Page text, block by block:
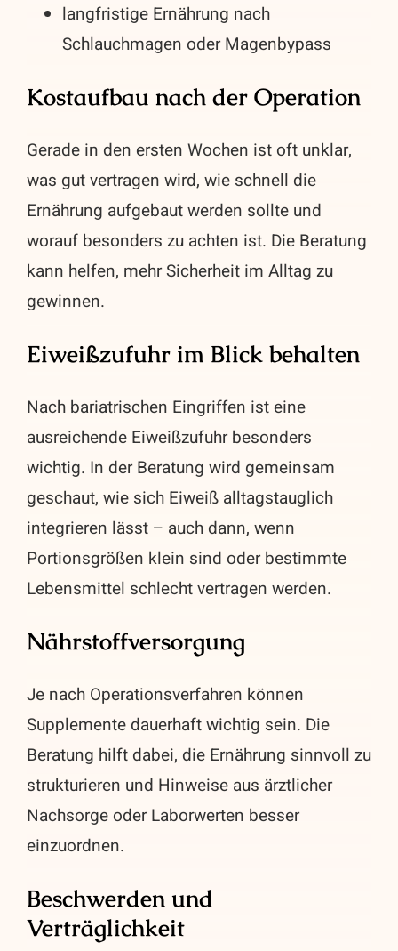
langfristige Ernährung nach
Schlauchmagen oder Magenbypass
Kostaufbau nach der Operation
Gerade in den ersten Wochen ist oft unklar,
was gut vertragen wird, wie schnell die
Ernährung aufgebaut werden sollte und
worauf besonders zu achten ist. Die Beratung
kann helfen, mehr Sicherheit im Alltag zu
gewinnen.
Eiweißzufuhr im Blick behalten
Nach bariatrischen Eingriffen ist eine
ausreichende Eiweißzufuhr besonders
wichtig. In der Beratung wird gemeinsam
geschaut, wie sich Eiweiß alltagstauglich
integrieren lässt – auch dann, wenn
Portionsgrößen klein sind oder bestimmte
Lebensmittel schlecht vertragen werden.
Nährstoffversorgung
Je nach Operationsverfahren können
Supplemente dauerhaft wichtig sein. Die
Beratung hilft dabei, die Ernährung sinnvoll zu
strukturieren und Hinweise aus ärztlicher
Nachsorge oder Laborwerten besser
einzuordnen.
Beschwerden und
Verträglichkeit